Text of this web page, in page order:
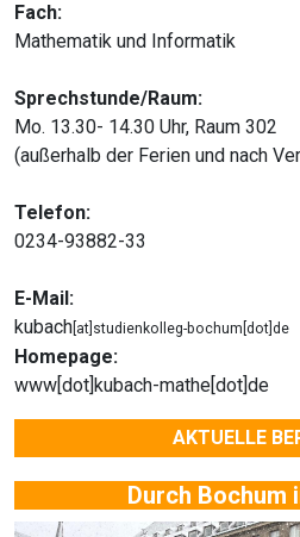
Fach:
Mathematik und Informatik
Sprechstunde/Raum:
Mo. 13.30- 14.30 Uhr, Raum 302
(außerhalb der Ferien und nach
Telefon:
0234-93882-33
E-Mail:
kubach [at]studienkolleg-bochum[dot]de
Homepage:
www[dot]kubach-mathe[dot]de
AKTUELLE
Durch Bochum